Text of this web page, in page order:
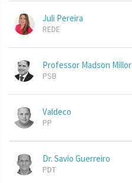
Juli Pereira
REDE
Professor Madson Millor
PSB
Valdeco
PP
Dr. Savio Guerreiro
PDT